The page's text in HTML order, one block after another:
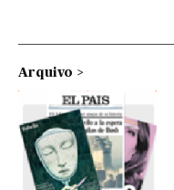
Arquivo